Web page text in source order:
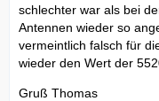
schlechter war als bei
Antennen wieder so
vermeintlich falsch für
wieder den Wert der
Gruß Thomas